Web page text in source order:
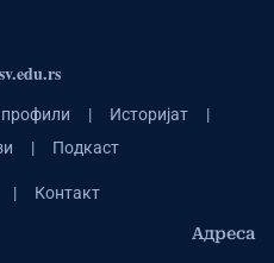
| Историјат
|
| Подкаст
| Контакт
Адреса